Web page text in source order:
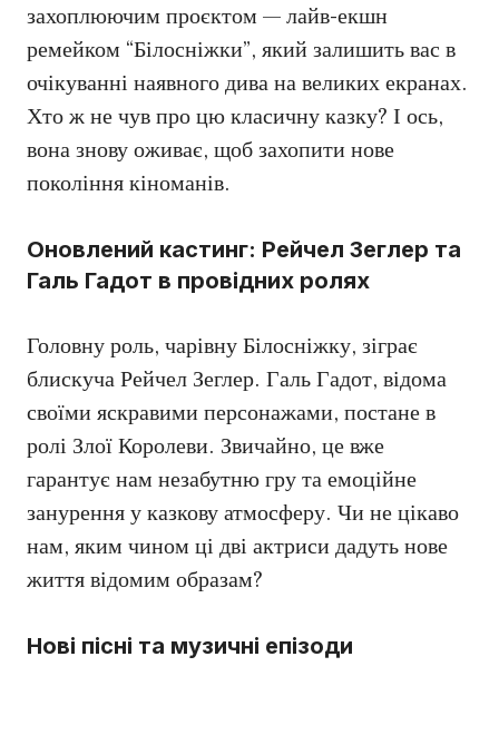
захоплюючим проєктом — лайв-екшн
ремейком “Білосніжки”, який залишить вас в
очікуванні наявного дива на великих екранах.
Хто ж не чув про цю класичну казку? І ось,
вона знову оживає, щоб захопити нове
покоління кіноманів.
Оновлений кастинг: Рейчел Зеглер та
Галь Гадот в провідних ролях
Головну роль, чарівну Білосніжку, зіграє
блискуча Рейчел Зеглер. Галь Гадот, відома
своїми яскравими персонажами, постане в
ролі Злої Королеви. Звичайно, це вже
гарантує нам незабутню гру та емоційне
занурення у казкову атмосферу. Чи не цікаво
нам, яким чином ці дві актриси дадуть нове
життя відомим образам?
Нові пісні та музичні епізоди